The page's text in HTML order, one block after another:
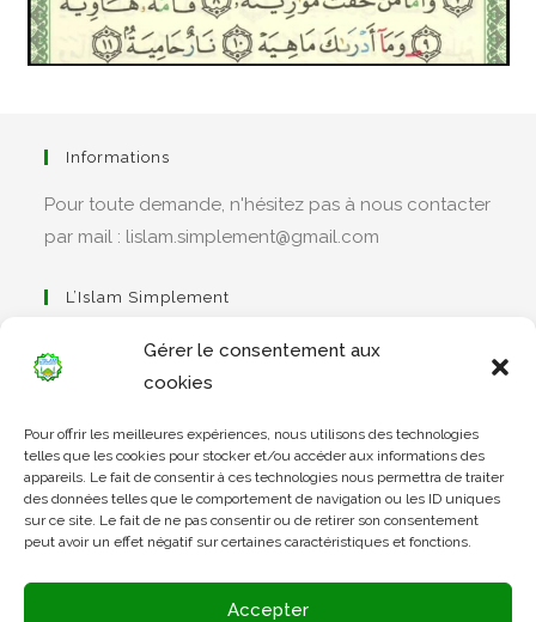
Gérer le consentement aux
cookies
Pour offrir les meilleures expériences, nous utilisons des technologies
telles que les cookies pour stocker et/ou accéder aux informations des
appareils. Le fait de consentir à ces technologies nous permettra de traiter
des données telles que le comportement de navigation ou les ID uniques
sur ce site. Le fait de ne pas consentir ou de retirer son consentement
peut avoir un effet négatif sur certaines caractéristiques et fonctions.
Accepter
Informations
Pour toute demande, n'hésitez pas à nous contacter
par mail : lislam.simplement@gmail.com
L’Islam Simplement
dans
un
nouvel
onglet
Apprendre Le Coran Simplement